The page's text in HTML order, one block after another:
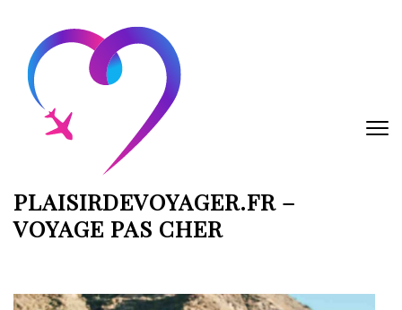
contenu
(Pressez
Entrée)
PLAISIRDEVOYAGER.FR –
VOYAGE PAS CHER